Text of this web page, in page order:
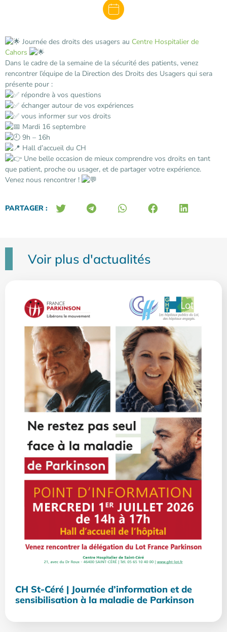
Journée des droits des usagers au Centre Hospitalier de
Cahors
Dans le cadre de la semaine de la sécurité des patients, venez
rencontrer l’équipe de la Direction des Droits des Usagers qui sera
présente pour :
répondre à vos questions
échanger autour de vos expériences
vous informer sur vos droits
Mardi 16 septembre
9h – 16h
Hall d’accueil du CH
Une belle occasion de mieux comprendre vos droits en tant
que patient, proche ou usager, et de partager votre expérience.
Venez nous rencontrer !
PARTAGER :
Voir plus d'actualités
CH St-Céré | Journée d’information et de
sensibilisation à la maladie de Parkinson